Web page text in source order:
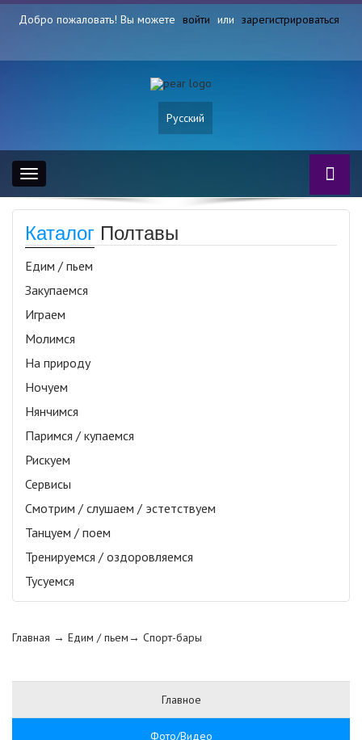
Добро пожаловать! Вы можете войти или зарегистрироваться
Русский
Toggle
navigation
Каталог Полтавы
Едим / пьем
Закупаемся
Играем
Молимся
На природу
Ночуем
Нянчимся
Паримся / купаемся
Рискуем
Сервисы
Смотрим / слушаем / эстетствуем
Танцуем / поем
Тренируемся / оздоровляемся
Тусуемся
Главная → Едим / пьем→ Спорт-бары
Главное
Фото/Видео